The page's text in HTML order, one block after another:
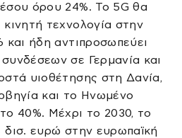
όρου 24%. Το 5G θα
τεχνολογία στην
και ήδη αντιπροσωπεύει
σε Γερμανία και
υιοθέτησης στη Δανία,
και το Ηνωμένο
40%. Μέχρι το 2030, το
δισ. ευρώ στην ευρωπαϊκή